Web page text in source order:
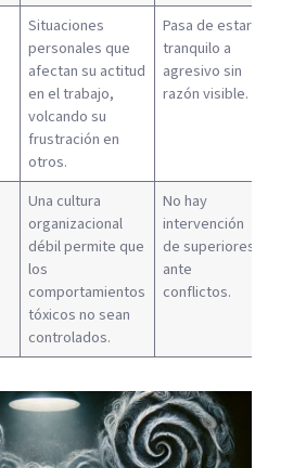
Situaciones
personales que
afectan su actitud
en el trabajo,
volcando su
frustración en
otros.
Pasa de estar
tranquilo a
agresivo sin
razón visible.
Una cultura
organizacional
débil permite que
los
comportamientos
tóxicos no sean
controlados.
No hay
intervención
de superiores
ante
conflictos.